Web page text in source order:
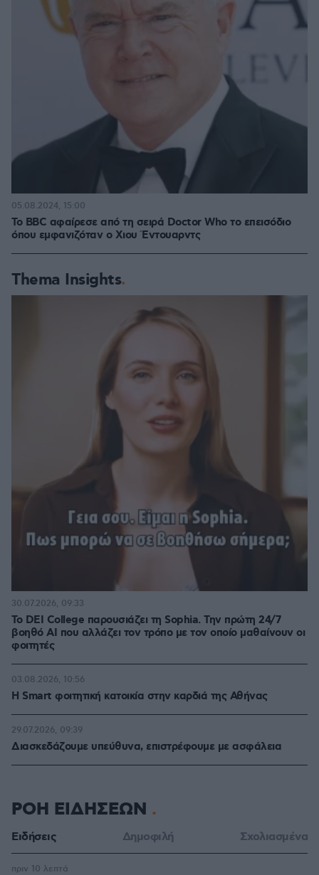
To BBC αφαίρεσε από τη σειρά Doctor Who το επεισόδιο
όπου εμφανιζόταν ο Χιου Έντουαρντς
05.08.2024, 15:00
Thema Insights
Το DEI College παρουσιάζει τη Sophia. Την πρώτη 24/7
βοηθό AI που αλλάζει τον τρόπο με τον οποίο μαθαίνουν οι
φοιτητές
30.07.2026, 09:33
Η Smart φοιτητική κατοικία στην καρδιά της Αθήνας
03.08.2026, 10:56
Διασκεδάζουμε υπεύθυνα, επιστρέφουμε με ασφάλεια
29.07.2026, 09:39
ΡΟΗ ΕΙΔΗΣΕΩΝ
Ειδήσεις Δημοφιλή Σχολιασμένα
πριν 10 λεπτά